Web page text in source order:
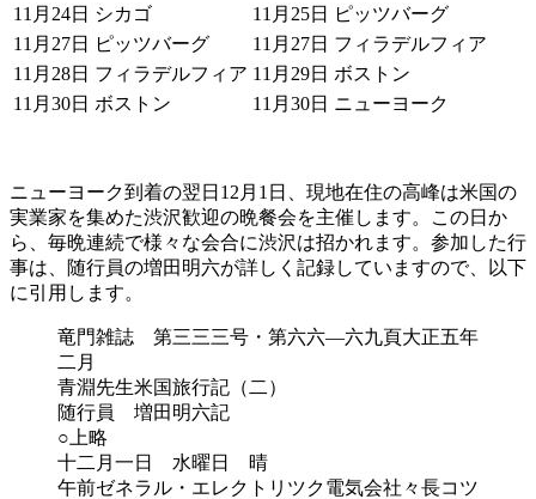
11月24日 シカゴ 11月25日
ピッツバーグ
11月27日
ピッツバーグ 11月27日 フィラデルフィア
11月28日 フィラデルフィア 11月29日 ボストン
11月30日 ボストン 11月30日 ニューヨーク
ニューヨーク到着の翌日12月1日、現地在住の高峰は米国の
実業家を集めた渋沢歓迎の晩餐会を主催します。この日か
ら、毎晩連続で様々な会合に渋沢は招かれます。参加した行
事は、随行員の増田明六が詳しく記録していますので、以下
に引用します。
竜門雑誌 第三三三号・第六六―六九頁大正五年
二月
青淵先生米国旅行記（二）
随行員 増田明六記
○上略
十二月一日 水曜日 晴
午前ゼネラル・エレクトリツク電気会社々長コツ